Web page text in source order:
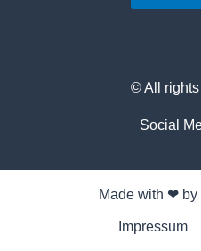
© All
Social
Made with ❤
Impressum